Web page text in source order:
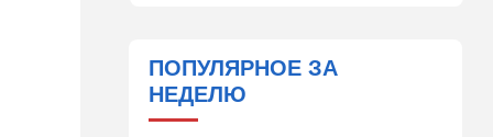
Бен-Гурион после войны:
новые правила,
безопасность и советы
ПОПУЛЯРНОЕ ЗА
НЕДЕЛЮ